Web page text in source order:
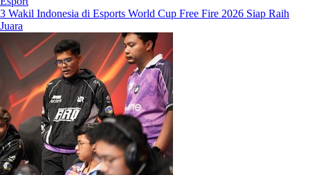
3 Wakil Indonesia di Esports World Cup Free Fire 2026 Siap Raih
Juara